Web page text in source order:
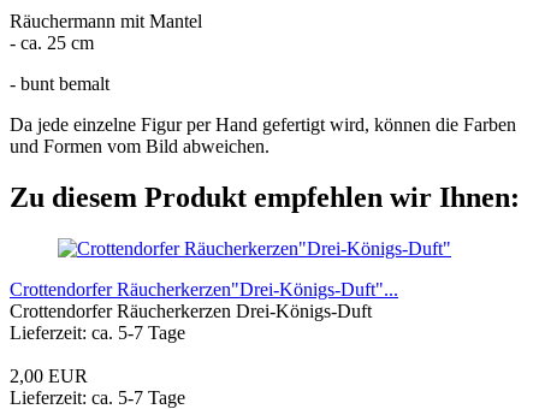
Räuchermann mit Mantel
- ca. 25 cm
- bunt bemalt
Da jede einzelne Figur per Hand gefertigt wird, können die Farben
und Formen vom Bild abweichen.
Zu diesem Produkt empfehlen wir Ihnen:
Crottendorfer Räucherkerzen"Drei-Königs-Duft"...
Crottendorfer Räucherkerzen Drei-Königs-Duft
Lieferzeit: ca. 5-7 Tage
2,00 EUR
Lieferzeit: ca. 5-7 Tage